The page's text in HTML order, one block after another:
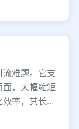
难题。它支
，大幅缩短
率，其长期